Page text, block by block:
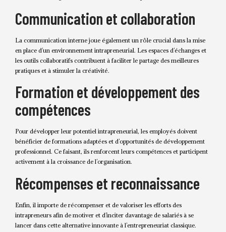
Communication et collaboration
La communication interne joue également un rôle crucial dans la mise
en place d’un environnement intrapreneurial. Les espaces d’échanges et
les outils collaboratifs contribuent à faciliter le partage des meilleures
pratiques et à stimuler la créativité.
Formation et développement des
compétences
Pour développer leur potentiel intrapreneurial, les employés doivent
bénéficier de formations adaptées et d’opportunités de développement
professionnel. Ce faisant, ils renforcent leurs compétences et participent
activement à la croissance de l’organisation.
Récompenses et reconnaissance
Enfin, il importe de récompenser et de valoriser les efforts des
intrapreneurs afin de motiver et d’inciter davantage de salariés à se
lancer dans cette alternative innovante à l’entrepreneuriat classique.